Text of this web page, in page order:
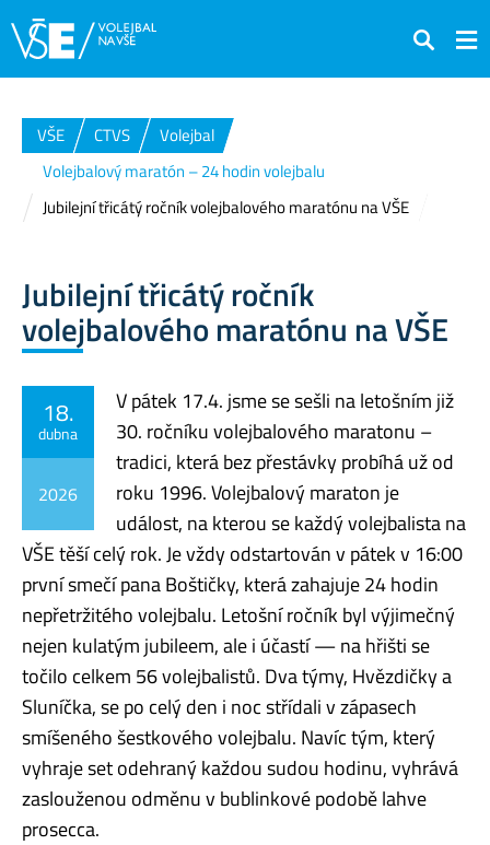
Hledat
VŠE CTVS
Volejbal
Volejbalový maratón – 24 hodin volejbalu
Jubilejní třicátý ročník volejbalového maratónu na VŠE
Jubilejní třicátý ročník
volejbalového maratónu na VŠE
18.
dubna
2026
V pátek 17.4. jsme se sešli na letošním již
30. ročníku volejbalového maratonu –
tradici, která bez přestávky probíhá už od
roku 1996. Volejbalový maraton je
událost, na kterou se každý volejbalista na
VŠE těší celý rok. Je vždy odstartován v pátek v 16:00
první smečí pana Boštičky, která zahajuje 24 hodin
nepřetržitého volejbalu. Letošní ročník byl výjimečný
nejen kulatým jubileem, ale i účastí — na hřišti se
točilo celkem 56 volejbalistů. Dva týmy, Hvězdičky a
Sluníčka, se po celý den i noc střídali v zápasech
smíšeného šestkového volejbalu. Navíc tým, který
vyhraje set odehraný každou sudou hodinu, vyhrává
zaslouženou odměnu v bublinkové podobě lahve
prosecca.